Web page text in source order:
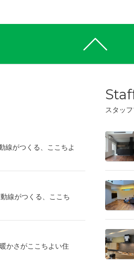
線がつくる、ここちよ
線がつくる、ここち
かさがここちよい住
スタッ